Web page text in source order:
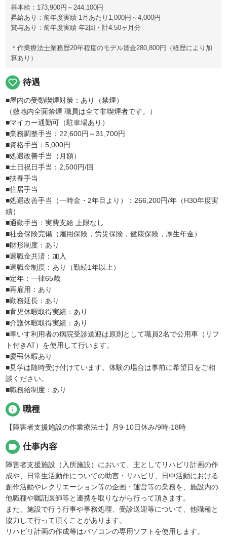
基本給：173,900円～244,100円
昇給あり：前年度実績 1月あたり1,000円～4,000円
賞与あり：前年度実績 年2回・計4.50ヶ月分
＊作業療法士業務歴20年程度のモデル賃金280,800円（経歴により加
算あり）
favorite_border 待遇
■屋内の受動喫煙対策：あり（禁煙）
（敷地内全面禁煙 職員は全て非喫煙者です。）
■マイカー通勤可（駐車場あり）
■業務調整手当：22,600円～31,700円
■資格手当：5,000円
■処遇改善手当（月額）
■土日祝日手当：2,500円/回
■扶養手当
■住居手当
■処遇改善手当（一時金・2年目より）：266,200円/年（H30年度実
績）
■通勤手当：実費支給 上限なし
■社会保険完備（雇用保険，労災保険，健康保険，厚生年金）
■財形制度：あり
■退職金共済：加入
■退職金制度：あり（勤続1年以上）
■定年：一律65歳
■再雇用：あり
■勤務延長：あり
■育児休暇取得実績：あり
■介護休暇取得実績：あり
■車いす利用者の病院受診送迎は原則として職員2名で公用車（リフ
ト付きAT）を使用して行います。
■慶弔休暇あり
■見学は随時受け付けています。体験の場合は事前に希望日をご相
談ください。
■職務給制度：あり
info 職種
【障害者支援施設の作業療法士】月9-10日休み/9時-18時
label 仕事内容
障害者支援施設（入所施設）において、主としてリハビリ計画の作
成や、日常生活動作についての助言・リハビリ、日中活動における
創作活動やレクリエーション等の企画・運営等の業務を、施設内の
他職種や嘱託医師等と連携を取りながら行って頂きます。
また、施設で行う行事や事務処理、受診送迎等について、他職種と
協力して行って頂くことがあります。
リハビリ計画の作成等はパソコンの専用ソフトを使用します。